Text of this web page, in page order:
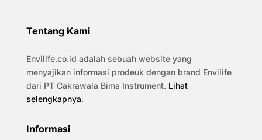
Tentang Kami
Envilife.co.id adalah sebuah website yang
menyajikan informasi prodeuk dengan brand Envilife
dari PT Cakrawala Bima Instrument. Lihat
selengkapnya.
Informasi